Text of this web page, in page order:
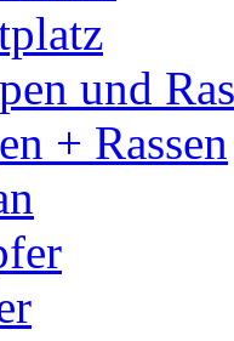
und
+ Rassen